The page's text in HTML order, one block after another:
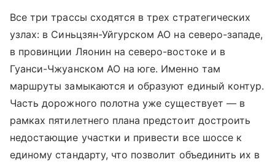
Все три трассы сходятся в трех стратегических
узлах: в Синьцзян-Уйгурском АО на северо-западе,
в провинции Ляонин на северо-востоке и в
Гуанси-Чжуанском АО на юге. Именно там
маршруты замыкаются и образуют единый контур.
Часть дорожного полотна уже существует — в
рамках пятилетнего плана предстоит достроить
недостающие участки и привести все шоссе к
единому стандарту, что позволит объединить их в